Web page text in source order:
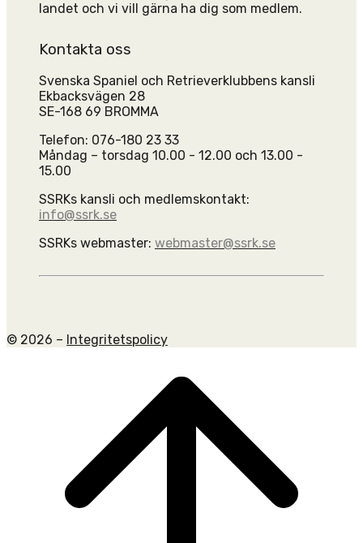
landet och vi vill gärna ha dig som medlem.
Kontakta oss
Svenska Spaniel och Retrieverklubbens kansli
Ekbacksvägen 28
SE-168 69 BROMMA
Telefon: 076-180 23 33
Måndag – torsdag 10.00 - 12.00 och 13.00 -
15.00
SSRKs kansli och medlemskontakt:
info@ssrk.se
SSRKs webmaster: webmaster@ssrk.se
© 2026 – Integritetspolicy